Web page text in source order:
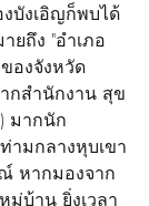
บังเอิญก็พบได้
ยถึง "อำเภอ
องจังหวัด
กสำนักงาน สุข
มากนัก
ามกลางหุบเขา
หากมองจาก
มู่บ้าน ยิ่งเวลา